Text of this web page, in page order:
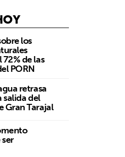
los
de las
PORN
retrasa
salida del
Gran Tarajal